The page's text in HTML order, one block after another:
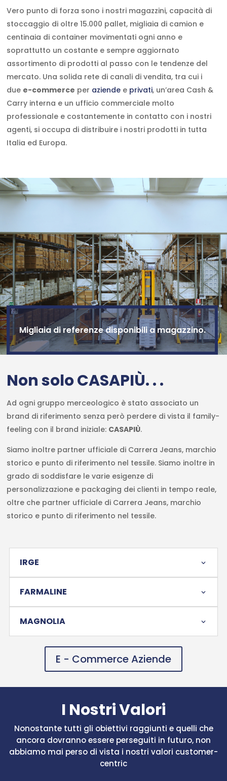
Vero punto di forza sono i nostri magazzini, capacità di
stoccaggio di oltre 15.000 pallet, migliaia di camion e
centinaia di container movimentati ogni anno e
soprattutto un costante e sempre aggiornato
assortimento di prodotti al passo con le tendenze del
mercato. Una solida rete di canali di vendita, tra cui i
due e-commerce per aziende e privati, un’area Cash &
Carry interna e un ufficio commerciale molto
professionale e costantemente in contatto con i nostri
agenti, si occupa di distribuire i nostri prodotti in tutta
Italia ed Europa.
Migliaia di referenze disponibili a magazzino.
Non solo CASAPIÙ. . .
Ad ogni gruppo merceologico è stato associato un
brand di riferimento senza però perdere di vista il family-
feeling con il brand iniziale: CASAPIÙ.
Siamo inoltre partner ufficiale di Carrera Jeans, marchio
storico e punto di riferimento nel tessile. Siamo inoltre in
grado di soddisfare le varie esigenze di
personalizzazione e packaging dei clienti in tempo reale,
oltre che partner ufficiale di Carrera Jeans, marchio
storico e punto di riferimento nel tessile.
IRGE
FARMALINE
MAGNOLIA
E - Commerce Aziende
I Nostri Valori
Nonostante tutti gli obiettivi raggiunti e quelli che
ancora dovranno essere perseguiti in futuro, non
abbiamo mai perso di vista i nostri valori customer-
centric